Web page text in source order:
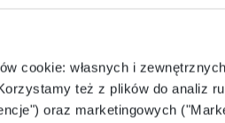
cookie: własnych i
też z plików do analiz
oraz marketingowych